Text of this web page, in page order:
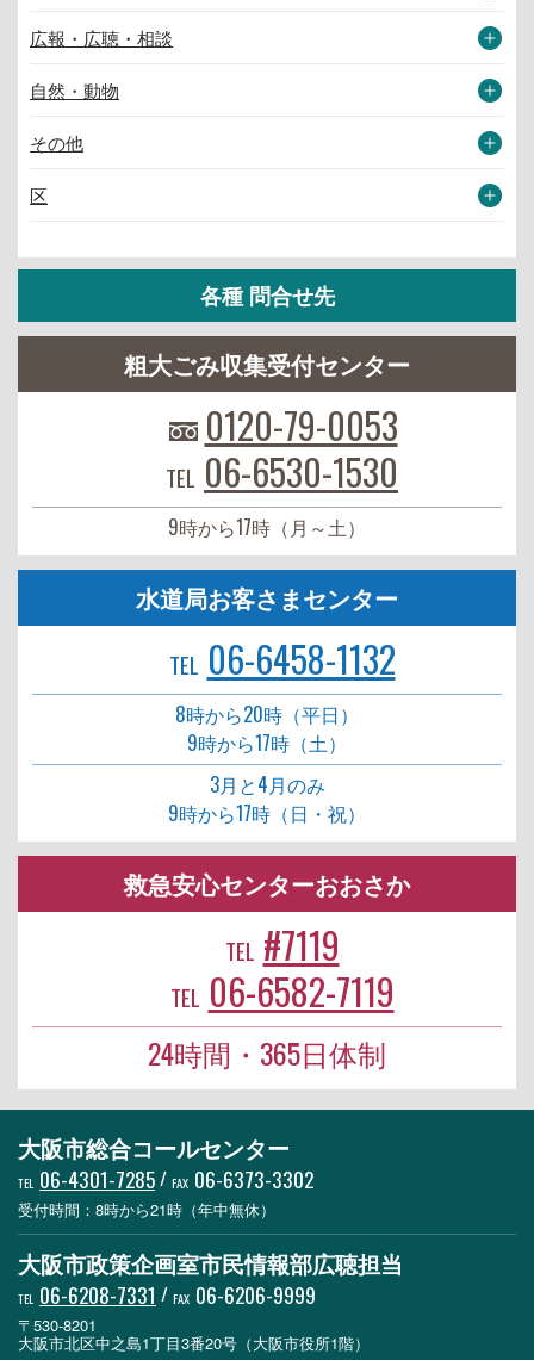
広報・広聴・相談
自然・動物
その他
区
各種 問合せ先
粗大ごみ収集受付センター
0120-79-0053
TEL 06-6530-1530
9時から17時（月～土）
水道局お客さまセンター
TEL 06-6458-1132
8時から20時（平日）
9時から17時（土）
3月と4月のみ
9時から17時（日・祝）
救急安心センターおおさか
TEL #7119
TEL 06-6582-7119
24時間・365日体制
大阪市総合コールセンター
TEL 06-4301-7285/ FAX 06-6373-3302
受付時間：8時から21時（年中無休）
大阪市政策企画室市民情報部広聴担当
TEL 06-6208-7331 / FAX 06-6206-9999
〒530-8201
大阪市北区中之島1丁目3番20号（大阪市役所1階）